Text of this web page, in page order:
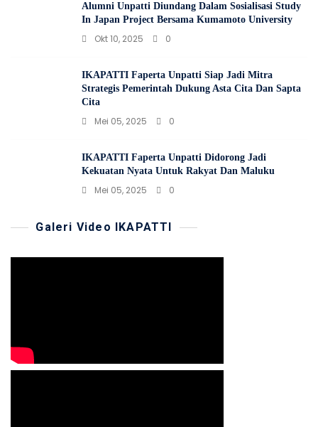
Alumni Unpatti Diundang Dalam Sosialisasi Study
In Japan Project Bersama Kumamoto University
Okt 10, 2025 0
IKAPATTI Faperta Unpatti Siap Jadi Mitra
Strategis Pemerintah Dukung Asta Cita Dan Sapta
Cita
Mei 05, 2025 0
IKAPATTI Faperta Unpatti Didorong Jadi
Kekuatan Nyata Untuk Rakyat Dan Maluku
Mei 05, 2025 0
Galeri Video IKAPATTI